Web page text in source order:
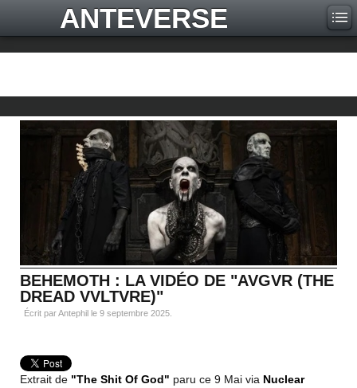
ANTEVERSE
BEHEMOTH : LA VIDÉO DE "AVGVR (THE
DREAD VVLTVRE)"
Écrit par Antephil le 9 septembre 2025
Extrait de "The Shit Of God" paru ce 9 Mai via Nuclear